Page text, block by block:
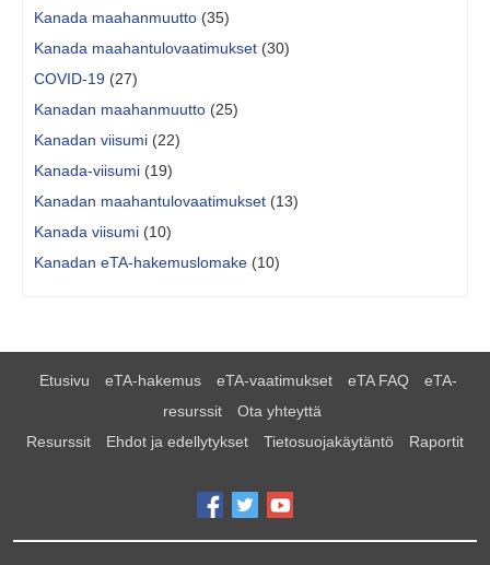
Kanada maahanmuutto (35)
Kanada maahantulovaatimukset (30)
COVID-19 (27)
Kanadan maahanmuutto (25)
Kanadan viisumi (22)
Kanada-viisumi (19)
Kanadan maahantulovaatimukset (13)
Kanada viisumi (10)
Kanadan eTA-hakemuslomake (10)
Etusivu eTA-hakemus eTA-vaatimukset eTA FAQ
eTA-
resurssit
Ota yhteyttä
Resurssit
Ehdot ja edellytykset Tietosuojakäytäntö Raportit